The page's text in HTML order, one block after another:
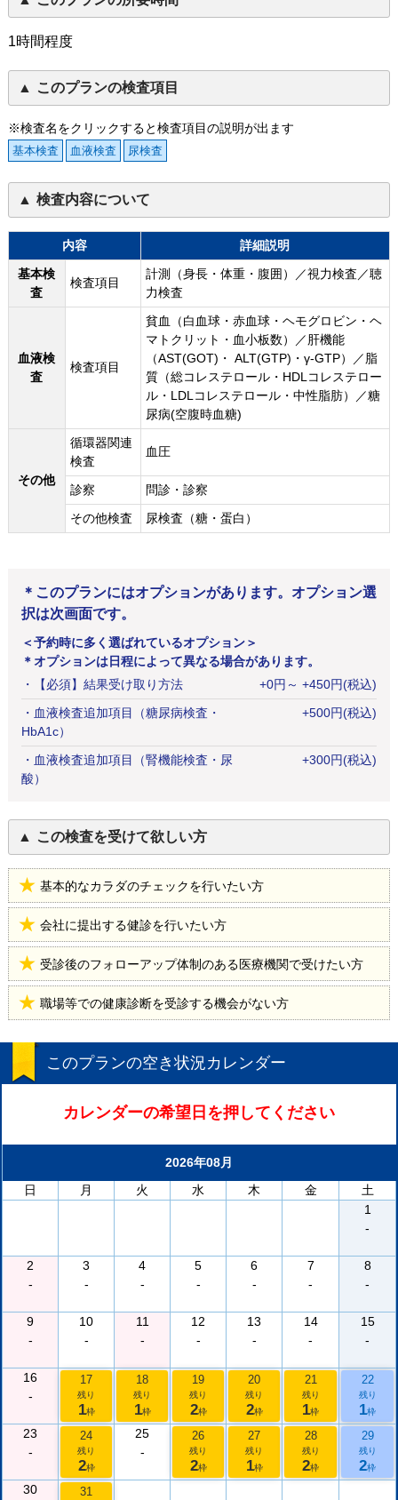
1時間程度
このプランの検査項目
※検査名をクリックすると検査項目の説明が出ます
基本検査 血液検査 尿検査
検査内容について
内容
詳細説明
基本検
査
検査項目
計測（身長・体重・腹囲）／視力検査／聴
力検査
血液検
査
検査項目
貧血（白血球・赤血球・ヘモグロビン・ヘ
マトクリット・血小板数）／肝機能
（AST(GOT)・ ALT(GTP)・γ-GTP）／脂
質（総コレステロール・HDLコレステロー
ル・LDLコレステロール・中性脂肪）／糖
尿病(空腹時血糖)
その他
循環器関連
検査
血圧
診察
問診・診察
その他検査
尿検査（糖・蛋白）
＊このプランにはオプションがあります。オプション選
択は次画面です。
＜予約時に多く選ばれているオプション＞
＊オプションは日程によって異なる場合があります。
・
【必須】結果受け取り方法 +0円 ～ +450円(税込)
・ 血液検査追加項目（糖尿病検査・
HbA1c）
+500円(税込)
・ 血液検査追加項目（腎機能検査・尿
酸）
+300円(税込)
この検査を受けて欲しい方
基本的なカラダのチェックを行いたい方
会社に提出する健診を行いたい方
受診後のフォローアップ体制のある医療機関で受けたい方
職場等での健康診断を受診する機会がない方
このプランの空き状況カレンダー
カレンダーの希望日を押してください
2026年08月
日
月 火 水 木 金
土
1
-
2
-
3
-
4
-
5
-
6
-
7
-
8
-
9
-
10
-
11
-
12
-
13
-
14
-
15
-
16
-
17
残り
1枠
18
残り
1枠
19
残り
2枠
20
残り
2枠
21
残り
1枠
22
残り
1枠
23
-
24
残り
2枠
25
-
26
残り
2枠
27
残り
1枠
28
残り
2枠
29
残り
2枠
30
31